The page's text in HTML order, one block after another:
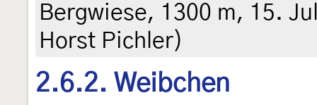
Bergwiese, 1300 m, 15.
Horst Pichler)
2.6.2. Weibchen